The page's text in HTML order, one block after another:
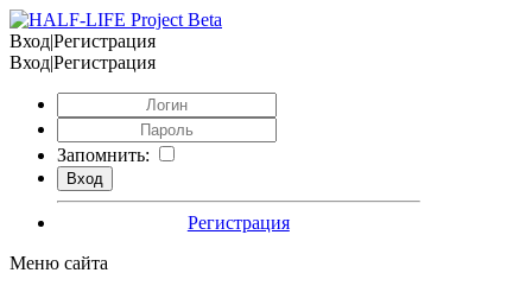
Вход|Регистрация
Вход|Регистрация
Запомнить:
Регистрация
Меню сайта